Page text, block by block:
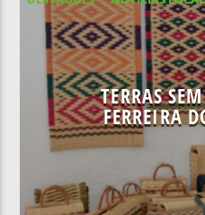
NOTÍCIAS NACIONAIS
TERRAS
FERREIRA